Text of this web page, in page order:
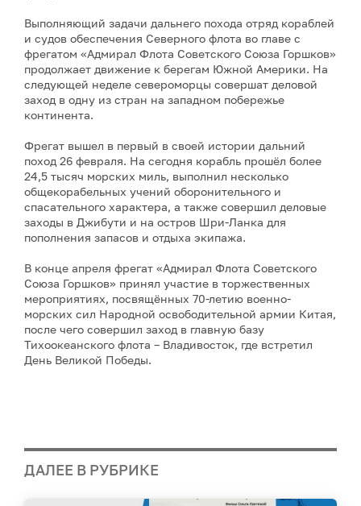
Выполняющий задачи дальнего похода отряд кораблей
и судов обеспечения Северного флота во главе с
фрегатом «Адмирал Флота Советского Союза Горшков»
продолжает движение к берегам Южной Америки. На
следующей неделе североморцы совершат деловой
заход в одну из стран на западном побережье
континента.
Фрегат вышел в первый в своей истории дальний
поход 26 февраля. На сегодня корабль прошёл более
24,5 тысяч морских миль, выполнил несколько
общекорабельных учений оборонительного и
спасательного характера, а также совершил деловые
заходы в Джибути и на остров Шри-Ланка для
пополнения запасов и отдыха экипажа.
В конце апреля фрегат «Адмирал Флота Советского
Союза Горшков» принял участие в торжественных
мероприятиях, посвящённых 70-летию военно-
морских сил Народной освободительной армии Китая,
после чего совершил заход в главную базу
Тихоокеанского флота – Владивосток, где встретил
День Великой Победы.
ДАЛЕЕ В РУБРИКЕ